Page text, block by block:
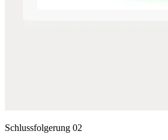
Schlussfolgerung 02